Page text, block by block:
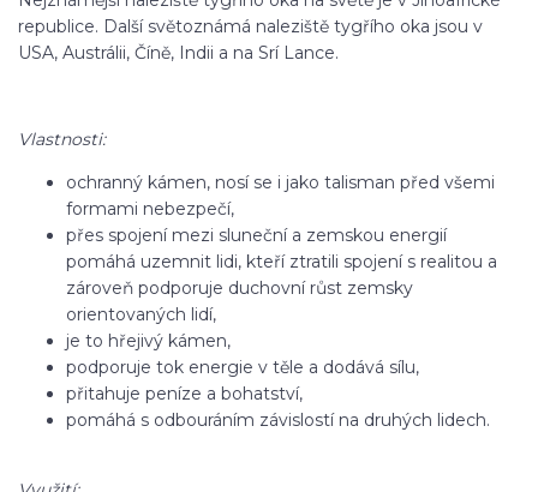
republice. Další světoznámá naleziště tygřího oka jsou v
USA, Austrálii, Číně, Indii a na Srí Lance.
Vlastnosti:
ochranný kámen, nosí se i jako talisman před všemi
formami nebezpečí,
přes spojení mezi sluneční a zemskou energií
pomáhá uzemnit lidi, kteří ztratili spojení s realitou a
zároveň podporuje duchovní růst zemsky
orientovaných lidí,
je to hřejivý kámen,
podporuje tok energie v těle a dodává sílu,
přitahuje peníze a bohatství,
pomáhá s odbouráním závislostí na druhých lidech.